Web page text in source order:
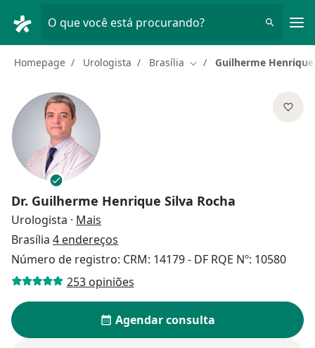
O que você está procurando?
Homepage Urologista Brasília Mudar de cidade
Guilherme Henrique
Dr. Guilherme Henrique Silva Rocha
Urologista · Mais
Brasília 4 endereços
Número de registro: CRM: 14179 - DF RQE Nº: 10580
253 opiniões
Agendar consulta